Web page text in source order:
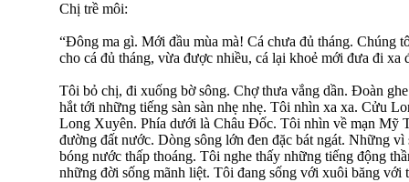
Chị trề môi:
“Đông ma gì. Mới đầu mùa mà! Cá chưa đủ tháng. Chúng
cho cá đủ tháng, vừa được nhiều, cá lại khoẻ mới đưa đi xa
Tôi bỏ chị, đi xuống bờ sông. Chợ thưa vắng dần. Đoàn
hắt tới những tiếng sàn sàn nhẹ nhẹ. Tôi nhìn xa xa. Cửu
Long Xuyên. Phía dưới là Châu Đốc. Tôi nhìn về mạn Mỹ
đường đất nước. Dòng sông lớn đen đặc bát ngát. Những vì
bóng nước thấp thoáng. Tôi nghe thấy những tiếng động
những đời sống mãnh liệt. Tôi đang sống với xuôi băng với